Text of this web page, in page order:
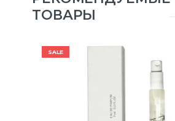
ТОВАРЫ
SALE